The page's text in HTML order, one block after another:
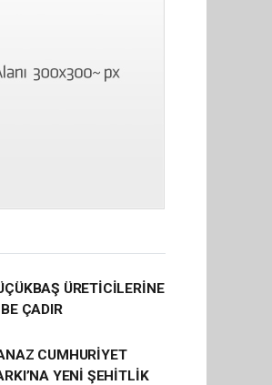
ÜRETİCİLERİNE
ÇADIR
CUMHURİYET
YENİ ŞEHİTLİK